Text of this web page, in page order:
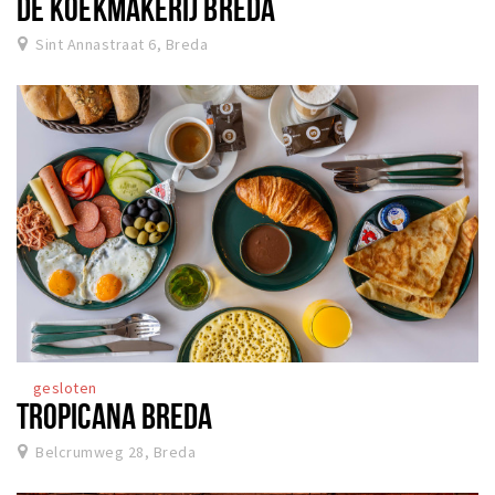
DE KOEKMAKERIJ BREDA
Sint Annastraat 6, Breda
gesloten
TROPICANA BREDA
Belcrumweg 28, Breda